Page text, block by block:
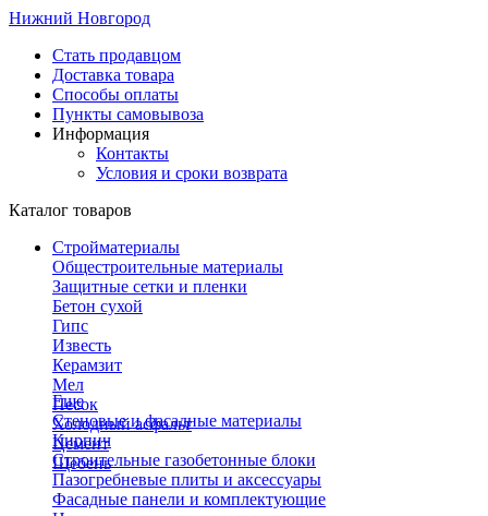
Нижний Новгород
Стать продавцом
Доставка товара
Способы оплаты
Пункты самовывоза
Информация
Контакты
Условия и сроки возврата
Каталог товаров
Стройматериалы
Общестроительные материалы
Защитные сетки и пленки
Бетон сухой
Гипс
Известь
Керамзит
Мел
Песок
Холодный асфальт
Цемент
Щебень
Еще
Стеновые и фасадные материалы
Кирпич
Строительные газобетонные блоки
Пазогребневые плиты и аксессуары
Фасадные панели и комплектующие